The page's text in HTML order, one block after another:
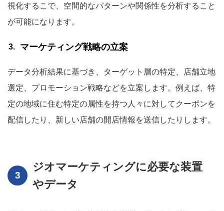
視化するこで、空間的なパターンや関係性を分析すること
が可能になります。
マーケティング戦略の立案
データ分析結果に基づき、ターゲット層の特定、店舗立地
選定、プロモーション戦略などを立案します。例えば、特
定の地域に住む特定の属性を持つ人々に対してクーポンを
配信したり、新しい店舗の開店情報を送信したりします。
ジオマーケティングに必要な装置
やデータ